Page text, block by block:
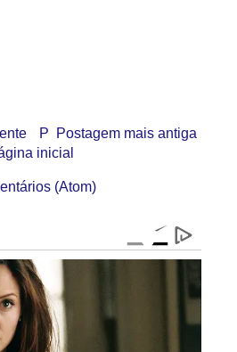
Postagem mais antiga
P
inicial
(Atom)